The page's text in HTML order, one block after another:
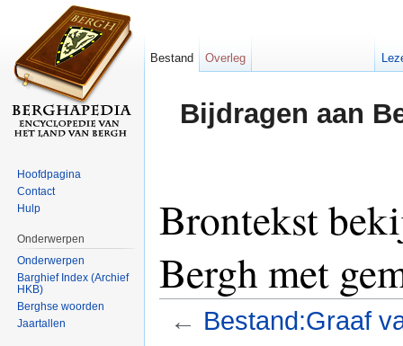
Bijdragen aan
Brontekst
Bergh met
← Bestand:Graaf
Bestand Overleg
Hoofdpagina
Contact
Hulp
Onderwerpen
Onderwerpen
Barghief Index (Archief
HKB)
Berghse woorden
Jaartallen